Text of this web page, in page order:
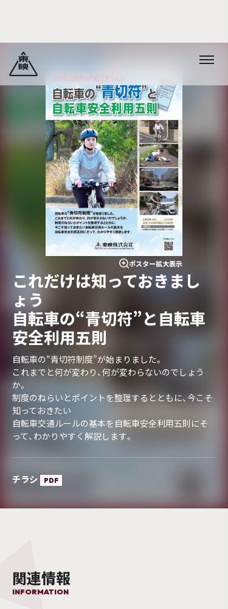
これだけは知っておきまし
ょう
自転車の“青切符”と自転車
安全利用五則
自転車の“青切符制度”が始まりました。
これまでと何が変わり、何が変わらないのでしょう
か。
制度のねらいとポイントを整理するとともに、今こそ
知っておきたい
自転車交通ルールの基本を自転車安全利用五則にそ
って、わかりやすく解説します。
チラシ PDF
関連情報
INFORMATION